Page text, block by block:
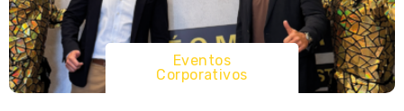
Eventos
Corporativos